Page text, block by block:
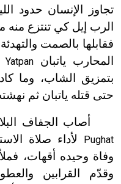
تجاوز الإنسان حدود
الرب إيل كي تنتزع منه
فقابلها بالصمت
المحارب ياتبانYatpan
بتمزيق الشاب، وما
حتى قتله ياتبان ثم
أصاب الجفاف
Pughat
لأداء صلاة
وفاة وحيده أقهات،
وقدّم القرابين